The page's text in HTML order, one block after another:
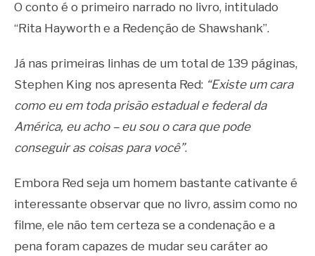
O conto é o primeiro narrado no livro, intitulado
“Rita Hayworth e a Redenção de Shawshank”.
Já nas primeiras linhas de um total de 139 páginas,
Stephen King nos apresenta Red: “Existe um cara
como eu em toda prisão estadual e federal da
América, eu acho – eu sou o cara que pode
conseguir as coisas para você”.
Embora Red seja um homem bastante cativante é
interessante observar que no livro, assim como no
filme, ele não tem certeza se a condenação e a
pena foram capazes de mudar seu caráter ao